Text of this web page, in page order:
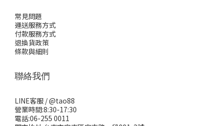
常見問題
運送服務方式
付款服務方式
退換貨政策
條款與細則
聯絡我們
LINE客服 /@tao88
營業時間:8:30-17:30
電話:06-255 0011